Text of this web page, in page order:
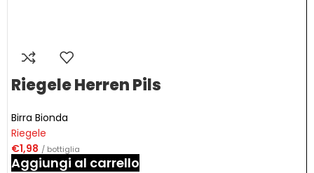
Riegele Herren Pils
Birra Bionda
Riegele
€1,98 / bottiglia
Aggiungi al carrello